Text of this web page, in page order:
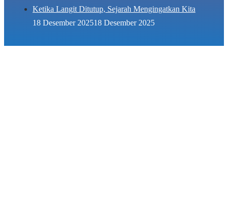
Ketika Langit Ditutup, Sejarah Mengingatkan Kita
18 Desember 202518 Desember 2025